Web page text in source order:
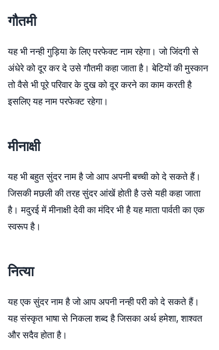
गौतमी
यह भी नन्ही गुड़िया के लिए परफेक्ट नाम रहेगा। जो जिंदगी से
अंधेरे को दूर कर दे उसे गौतमी कहा जाता है। बेटियों की मुस्कान
तो वैसे भी पूरे परिवार के दुख को दूर करने का काम करती है
इसलिए यह नाम परफेक्ट रहेगा।
मीनाक्षी
यह भी बहुत सुंदर नाम है जो आप अपनी बच्ची को दे सकते हैं।
जिसकी मछली की तरह सुंदर आंखें होती है उसे यही कहा जाता
है। मदुरई में मीनाक्षी देवी का मंदिर भी है यह माता पार्वती का एक
स्वरूप है।
नित्या
यह एक सुंदर नाम है जो आप अपनी नन्ही परी को दे सकते हैं।
यह संस्कृत भाषा से निकला शब्द है जिसका अर्थ हमेशा, शाश्वत
और सदैव होता है।